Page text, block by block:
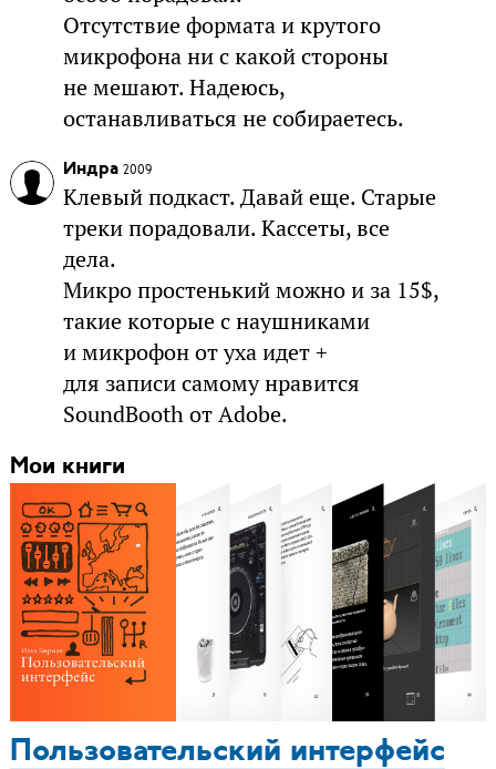
Отсутствие формата и крутого
микрофона ни с какой стороны
не мешают. Надеюсь,
останавливаться не собираетесь.
Индра 2009
Клевый подкаст. Давай еще. Старые
треки порадовали. Кассеты, все
дела.
Микро простенький можно и за 15$,
такие которые с наушниками
и микрофон от уха идет +
для записи самому нравится
SoundBooth от Adobe.
Мои книги
Пользовательский интерфейс